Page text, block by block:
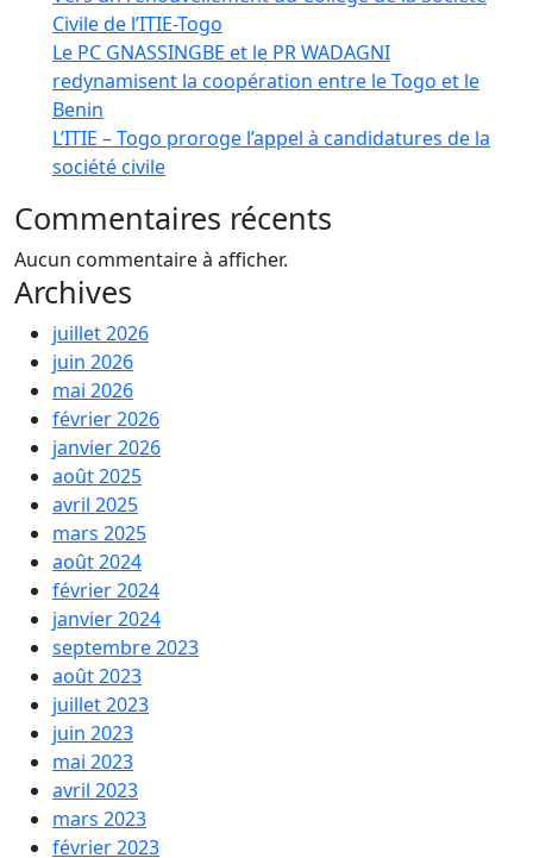
Civile de l’ITIE-Togo
Le PC GNASSINGBE et le PR WADAGNI
redynamisent la coopération entre le Togo et le
Benin
L’ITIE – Togo proroge l’appel à candidatures de la
société civile
Commentaires récents
Aucun commentaire à afficher.
Archives
juillet 2026
juin 2026
mai 2026
février 2026
janvier 2026
août 2025
avril 2025
mars 2025
août 2024
février 2024
janvier 2024
septembre 2023
août 2023
juillet 2023
juin 2023
mai 2023
avril 2023
mars 2023
février 2023